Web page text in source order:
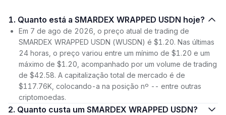
1. Quanto está a SMARDEX WRAPPED USDN hoje?
Em 7 de ago de 2026, o preço atual de trading de
SMARDEX WRAPPED USDN (WUSDN) é $1.20. Nas últimas
24 horas, o preço variou entre um mínimo de $1.20 e um
máximo de $1.20, acompanhado por um volume de trading
de $42.58. A capitalização total de mercado é de
$117.76K, colocando-a na posição nº -- entre outras
criptomoedas.
2. Quanto custa um SMARDEX WRAPPED USDN?